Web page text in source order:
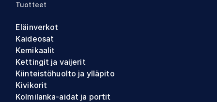
Tuotteet
Eläinverkot
Kaideosat
Kemikaalit
Kettingit ja vaijerit
Kiinteistöhuolto ja ylläpito
Kivikorit
Kolmilanka-aidat ja portit